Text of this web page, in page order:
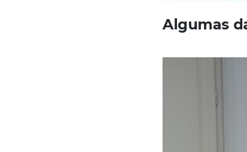
Algumas